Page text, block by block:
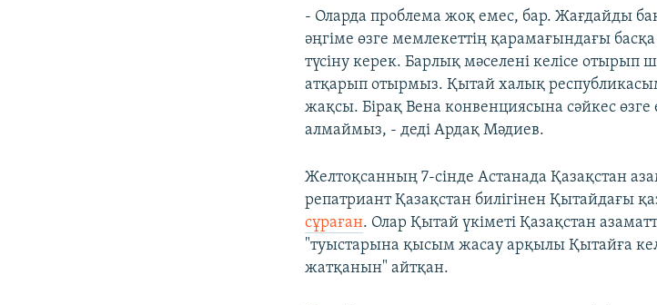
- Оларда проблема жоқ емес, бар. Жағдайды
әңгіме өзге мемлекеттің қарамағындағы
түсіну керек. Барлық мәселені келісе
атқарып отырмыз. Қытай халық
жақсы. Бірақ Вена конвенциясына сәйкес
алмаймыз, - деді Ардақ Мәдиев.
Желтоқсанның 7-сінде Астанада Қазақстан
репатриант Қазақстан билігінен Қытайдағы
сұраған. Олар Қытай үкіметі Қазақстан
"туыстарына қысым жасау арқылы Қытайға
жатқанын" айтқан.